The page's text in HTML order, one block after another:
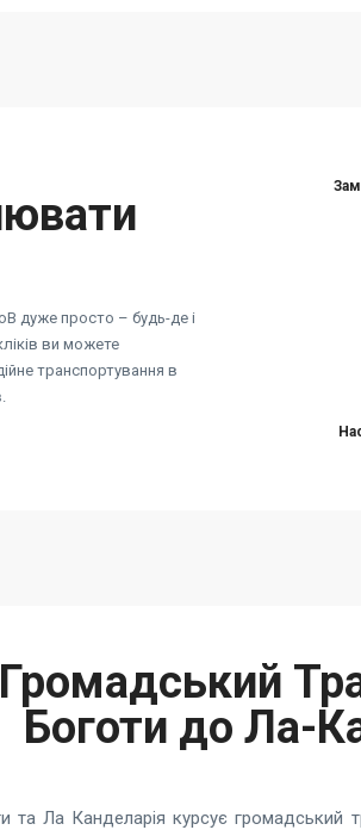
дуже просто – будь-де і
ви можете
транспортування в
Боготи до Ла-
та Ла Канделарія курсує громадський